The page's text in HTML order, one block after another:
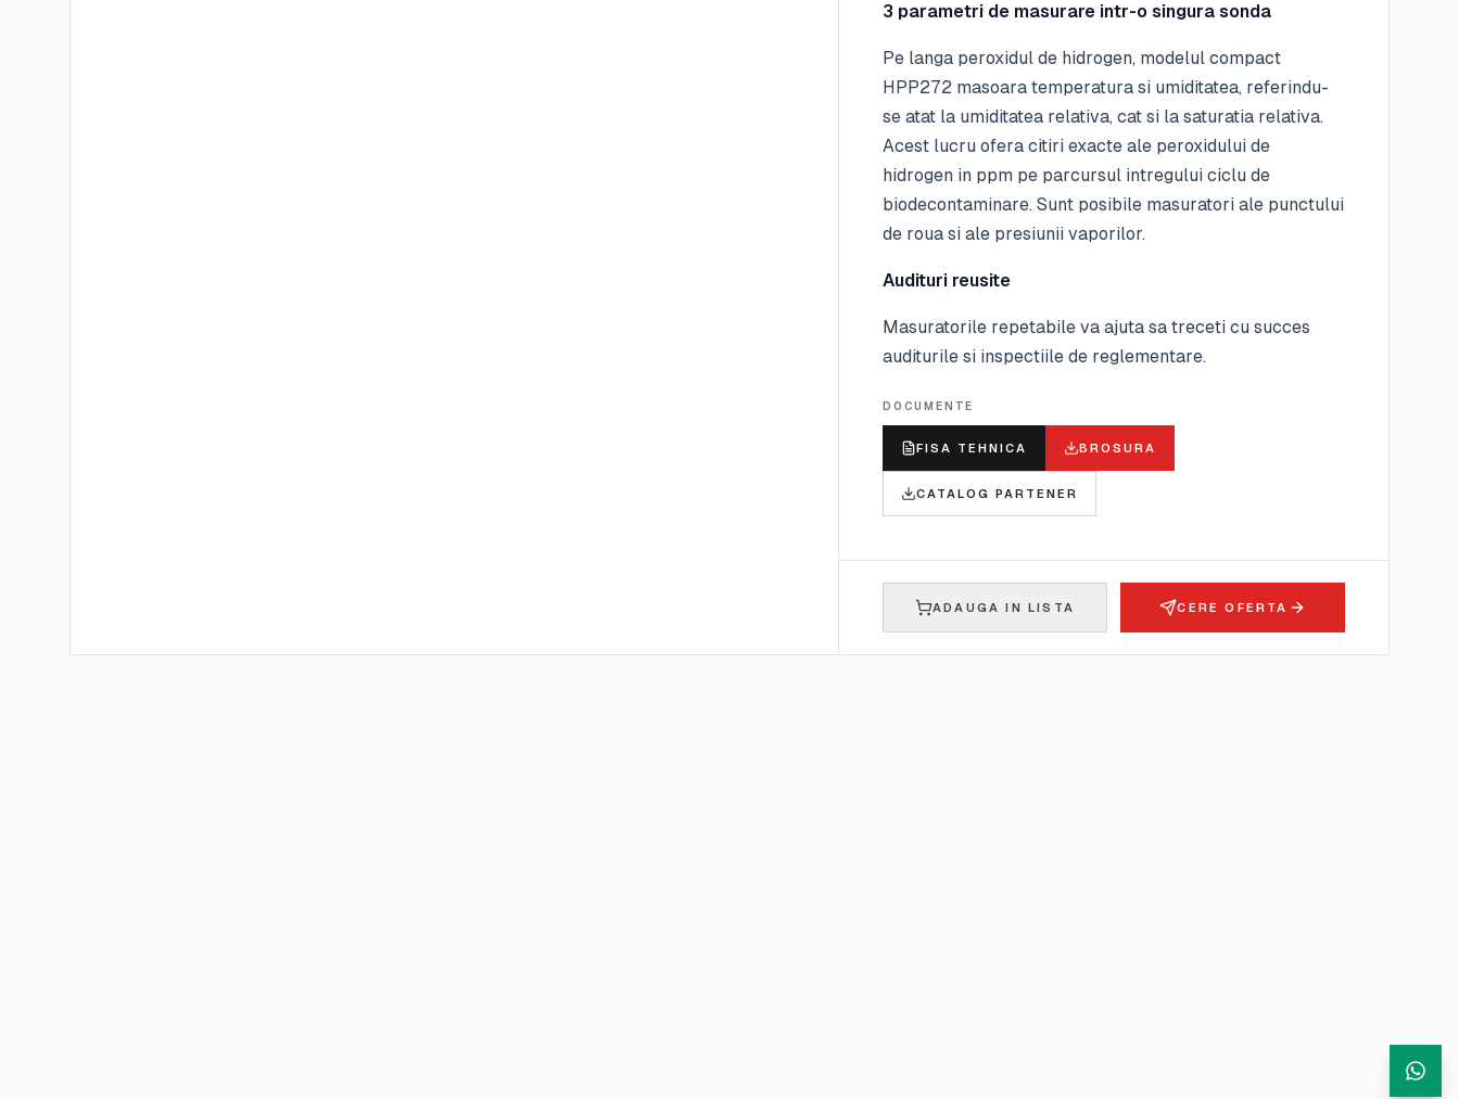
3 parametri de masurare intr-o singura sonda
Pe langa peroxidul de hidrogen, modelul compact
HPP272 masoara temperatura si umiditatea, referindu-
se atat la umiditatea relativa, cat si la saturatia relativa.
Acest lucru ofera citiri exacte ale peroxidului de
hidrogen in ppm pe parcursul intregului ciclu de
biodecontaminare. Sunt posibile masuratori ale punctului
de roua si ale presiunii vaporilor.
Audituri reusite
Masuratorile repetabile va ajuta sa treceti cu succes
auditurile si inspectiile de reglementare.
DOCUMENTE
FISA TEHNICA BROSURA
CATALOG PARTENER
ADAUGA IN LISTA CERE OFERTA